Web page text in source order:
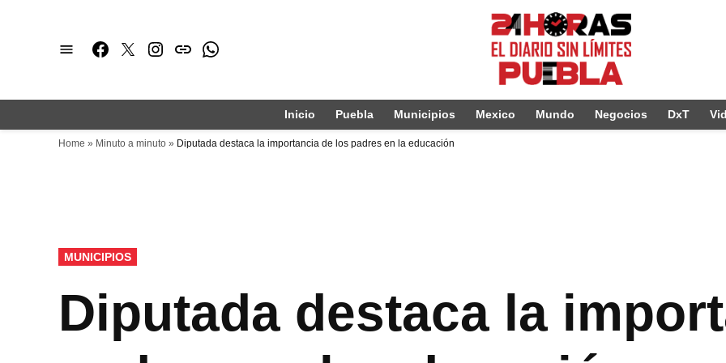
Facebook
TwitterInstagram
issuuWhatsapp
Inicio Puebla Municipios Mexico Mundo Negocios DxT
Home » Minuto a minuto » Diputada destaca la importancia de los padres en la educación
PUBLICADO
EN
MUNICIPIOS
Diputada destaca la